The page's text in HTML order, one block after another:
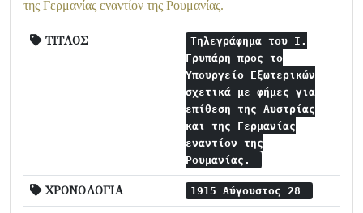
της Γερμανίας εναντίον της Ρουμανίας.
ΤΙΤΛΟΣ
Τηλεγράφημα του Ι.
Γρυπάρη προς το
Υπουργείο Εξωτερικών
σχετικά με φήμες για
επίθεση της Αυστρίας
και της Γερμανίας
εναντίον της
Ρουμανίας.
ΧΡΟΝΟΛΟΓΙΑ 1915 Αύγουστος 28